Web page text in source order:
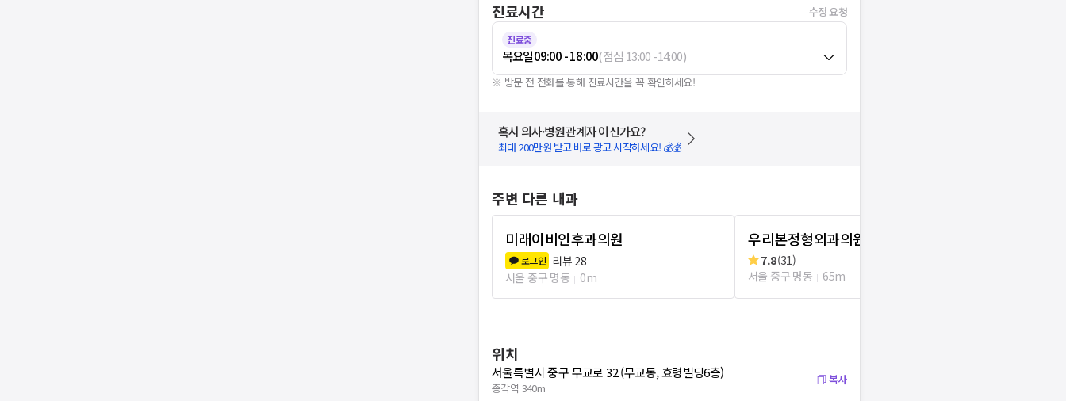
진료시간 수정 요청
진료중
목요일09:00 - 18:00(점심 13:00-14:00)
※ 방문 전 전화를 통해 진료시간을 꼭 확인하세요!
혹시 의사·병원관계자 이신가요?
최대 200만원 받고 바로 광고 시작하세요! 💰💰
주변 다른 내과
미래이비인후과의원
로그인 리뷰 28
서울 중구 명동
0m
우리본정형외과의원
7.8(31)
서울 중구 명동
65m
위치
서울특별시 중구 무교로 32 (무교동, 효령빌딩6층)
종각역 340m
복사